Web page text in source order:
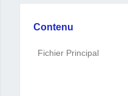
Contenu
Fichier Principal